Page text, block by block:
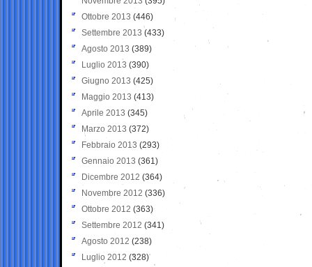
Ottobre 2013 (446)
Settembre 2013 (433)
Agosto 2013 (389)
Luglio 2013 (390)
Giugno 2013 (425)
Maggio 2013 (413)
Aprile 2013 (345)
Marzo 2013 (372)
Febbraio 2013 (293)
Gennaio 2013 (361)
Dicembre 2012 (364)
Novembre 2012 (336)
Ottobre 2012 (363)
Settembre 2012 (341)
Agosto 2012 (238)
Luglio 2012 (328)